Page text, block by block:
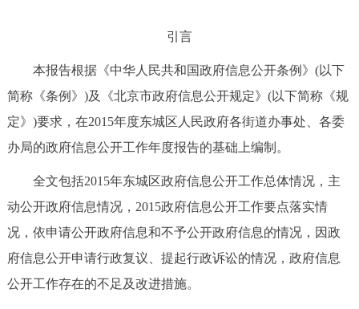
机构职能
政策兑现 政策解读 回应关切
决策公开 专题公开
政务服务
便民服务 利企服务 投资项目
引言
本报告根据《中华人民共和国政府信息公开条例》(以下
简称《条例》)及《北京市政府信息公开规定》(以下简称《规
定》)要求，在2015年度东城区人民政府各街道办事处、各委
办局的政府信息公开工作年度报告的基础上编制。
全文包括2015年东城区政府信息公开工作总体情况，主
动公开政府信息情况，2015政府信息公开工作要点落实情
况，依申请公开政府信息和不予公开政府信息的情况，因政
府信息公开申请行政复议、提起行政诉讼的情况，政府信息
公开工作存在的不足及改进措施。